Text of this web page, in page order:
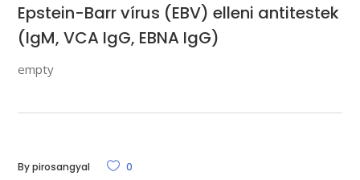
Epstein-Barr vírus (EBV) elleni antitestek
(IgM, VCA IgG, EBNA IgG)
empty
Bypirosangyal 0